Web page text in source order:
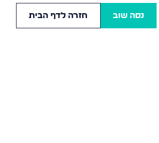
נסה שוב חזרה לדף הבית